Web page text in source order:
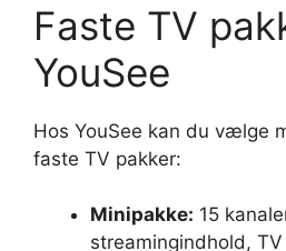
Faste TV
YouSee
Hos YouSee kan du vælge
faste TV pakker:
Minipakke: 15
streamingindhold,